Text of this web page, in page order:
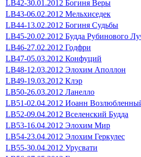
LB42-30.01.2012 Богиня Веры
LB43-06.02.2012 Мельхиседек
LB44-13.02.2012 Богиня Судьбы
LB45-20.02.2012 Будда Рубинового
LB46-27.02.2012 Годфри
LB47-05.03.2012 Конфуций
LB48-12.03.2012 Элохим Аполлон
LB49-19.03.2012 Клэр
LB50-26.03.2012 Ланелло
LB51-02.04.2012 Иоанн
LB52-09.04.2012 Вселенский Будда
LB53-16.04.2012 Элохим Мир
LB54-23.04.2012 Элохим Геркулес
LB55-30.04.2012 Урусвати